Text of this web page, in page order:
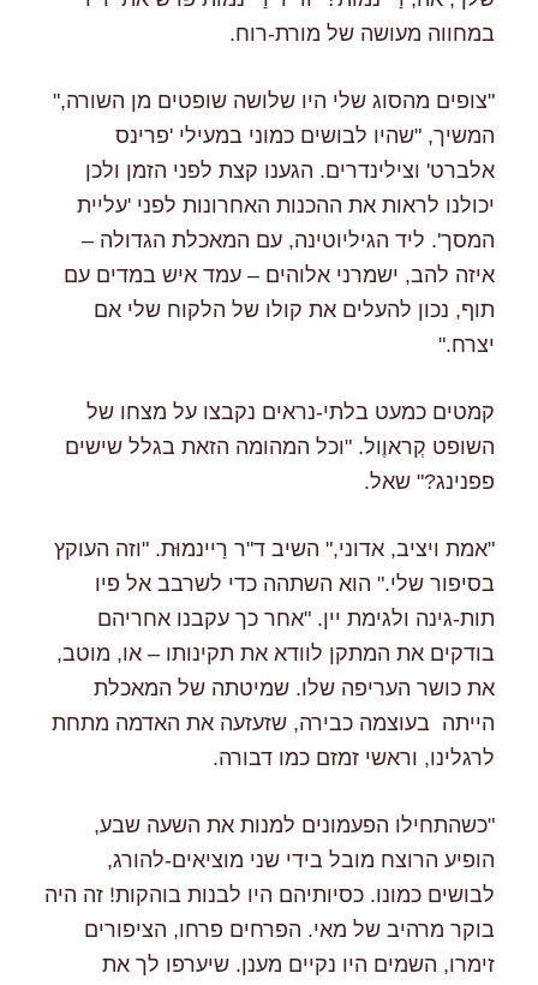
במחווה מעושה של מורת-רוח.
"צופים מהסוג שלי היו שלושה שופטים מן השורה,"
המשיך, "שהיו לבושים כמוני במעילי 'פרינס
אלברט' וצילינדרים. הגענו קצת לפני הזמן ולכן
יכולנו לראות את ההכנות האחרונות לפני 'עליית
המסך'. ליד הגיליוטינה, עם המאכלת הגדולה –
איזה להב, ישמרני אלוהים – עמד איש במדים עם
תוף, נכון להעלים את קולו של הלקוח שלי אם
יצרח."
קמטים כמעט בלתי-נראים נקבצו על מצחו של
השופט קְראוֶול. "וכל המהומה הזאת בגלל שישים
פפנינג?" שאל.
"אמת ויציב, אדוני," השיב ד"ר רַיינמוּּת. "וזה העוקץ
בסיפור שלי." הוא השתהה כדי לשרבב אל פיו
תות-גינה ולגימת יין. "אחר כך עקבנו אחריהם
בודקים את המתקן לוודא את תקינותו – או, מוטב,
את כושר העריפה שלו. שמיטתה של המאכלת
הייתה בעוצמה כבירה, שזעזעה את האדמה מתחת
לרגלינו, וראשי זמזם כמו דבורה.
"כשהתחילו הפעמונים למנות את השעה שבע,
הופיע הרוצח מובל בידי שני מוציאים-להורג,
לבושים כמונו. כסיותיהם היו לבנות בוהקות! זה היה
בוקר מרהיב של מאי. הפרחים פרחו, הציפורים
זימרו, השמים היו נקיים מענן. שיערפו לך את